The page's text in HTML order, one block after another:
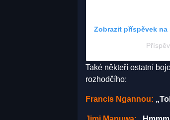
Zobrazit příspěvek na
Také někteří ostatní
rozhodčího:
Francis Ngannou: